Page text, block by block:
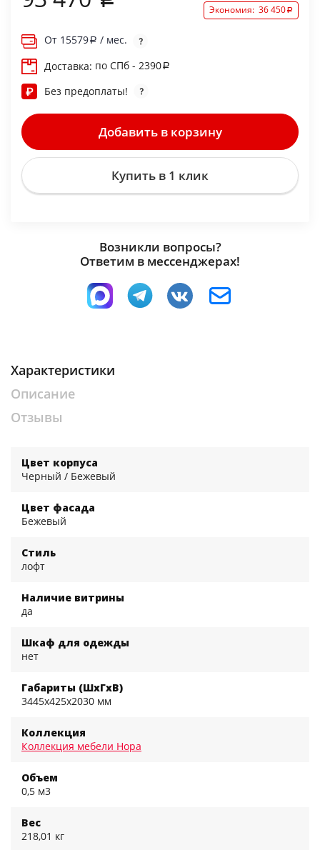
Экономия: 36 450
От 15579
/ мес.
Доставка: по СПб - 2390
Без предоплаты!
Добавить в корзину
Купить в 1 клик
Возникли вопросы?
Ответим в мессенджерах!
Характеристики
Описание
Отзывы
Цвет корпуса
Черный / Бежевый
Цвет фасада
Бежевый
Стиль
лофт
Наличие витрины
да
Шкаф для одежды
нет
Габариты (ШхГхВ)
3445x425x2030 мм
Коллекция
Коллекция мебели Нора
Объем
0,5 м3
Вес
218,01 кг